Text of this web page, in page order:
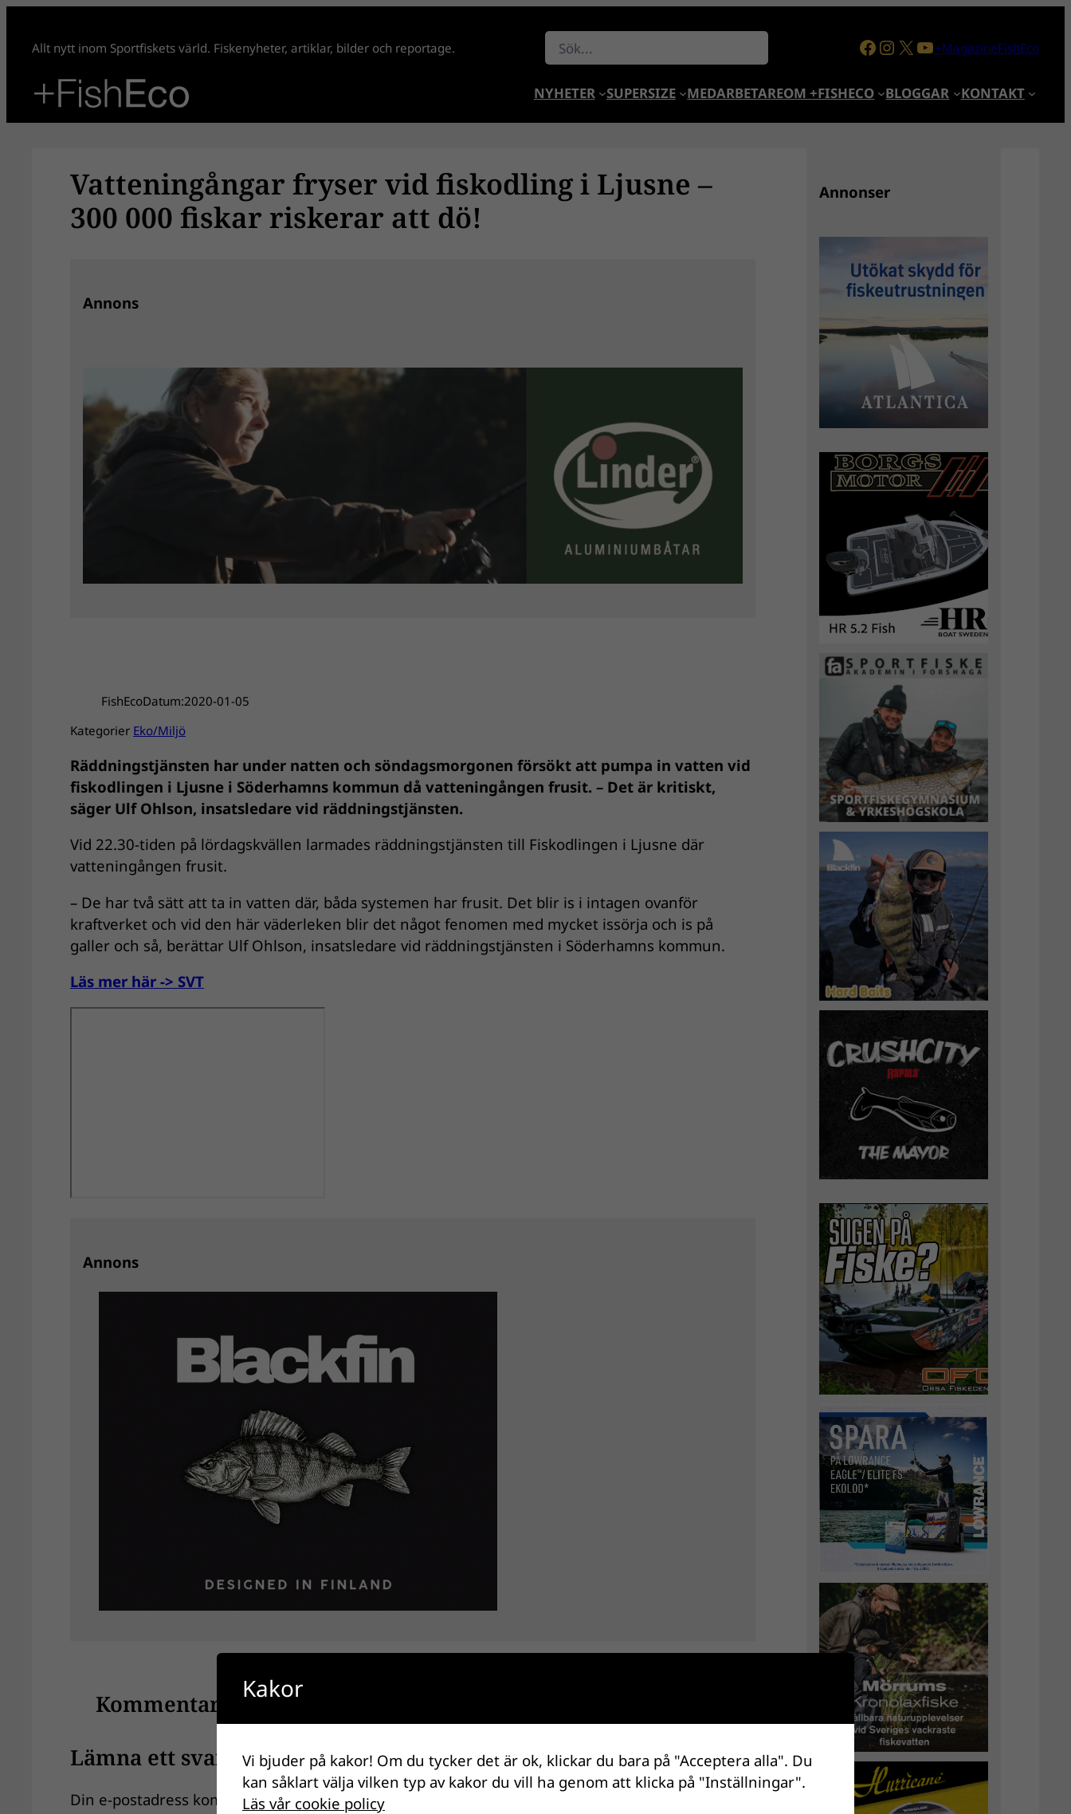
innehåll
Allt nytt inom Sportfiskets värld. Fiskenyheter, artiklar, bilder och reportage. Sök Facebook
Instagram
X YouTube
+MagazineFishEco
NYHETER SUPERSIZE MEDARBETAREOM +FISHECO BLOGGAR KONTAKT
Vatteningångar fryser vid fiskodling i Ljusne –
300 000 fiskar riskerar att dö!
Annons
FishEcoDatum:2020-01-05
Kategorier Eko/Miljö
Räddningstjänsten har under natten och söndagsmorgonen försökt att pumpa in vatten vid
fiskodlingen i Ljusne i Söderhamns kommun då vatteningången frusit. – Det är kritiskt,
säger Ulf Ohlson, insatsledare vid räddningstjänsten.
Vid 22.30-tiden på lördagskvällen larmades räddningstjänsten till Fiskodlingen i Ljusne där
vatteningången frusit.
– De har två sätt att ta in vatten där, båda systemen har frusit. Det blir is i intagen ovanför
kraftverket och vid den här väderleken blir det något fenomen med mycket issörja och is på
galler och så, berättar Ulf Ohlson, insatsledare vid räddningstjänsten i Söderhamns kommun.
Läs mer här -> SVT
Annons
Kommentarer
Lämna ett svar
Din e-postadress kommer inte publiceras. Obligatoriska fält är märkta
Annonser
Kakor
Vi bjuder på kakor! Om du tycker det är ok, klickar du bara på "Acceptera alla". Du
kan såklart välja vilken typ av kakor du vill ha genom att klicka på "Inställningar".
Läs vår cookie policy